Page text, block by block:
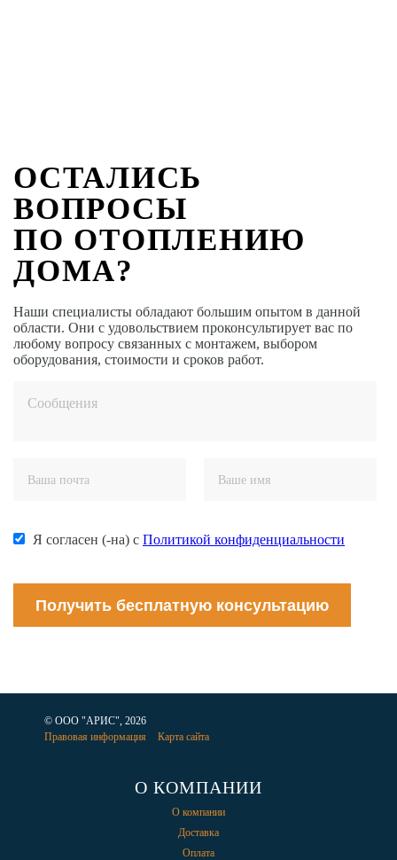
ОСТАЛИСЬ
ВОПРОСЫ
ПО ОТОПЛЕНИЮ
ДОМА?
Наши специалисты обладают большим опытом в данной
области. Они с удовольствием проконсультирует вас по
любому вопросу связанных с монтажем, выбором
оборудования, стоимости и сроков работ.
Я согласен (-на) с Политикой конфиденциальности
Получить бесплатную консультацию
© ООО "АРИС", 2026
Правовая информация
Карта сайта
О КОМПАНИИ
О компании
Доставка
Оплата